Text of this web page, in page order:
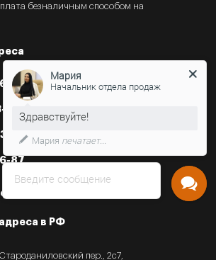
безналичным способом на
87
07
07
87
в РФ
пер., 2с7,
Введите сообщение
Мария
Начальник отдела продаж
Здравствуйте!
Мария печатает...